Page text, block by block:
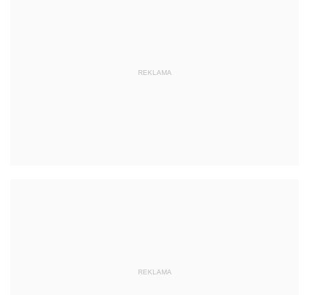
REKLAMA
REKLAMA